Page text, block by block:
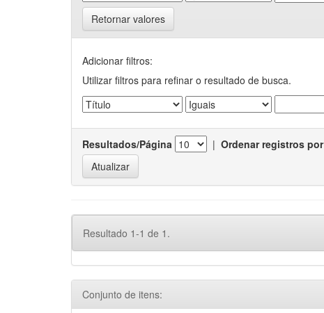
Retornar valores
Adicionar filtros:
Utilizar filtros para refinar o resultado de busca.
Resultados/Página | Ordenar registros por
Resultado 1-1 de 1.
Conjunto de itens: